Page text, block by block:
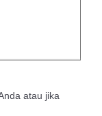
atau jika